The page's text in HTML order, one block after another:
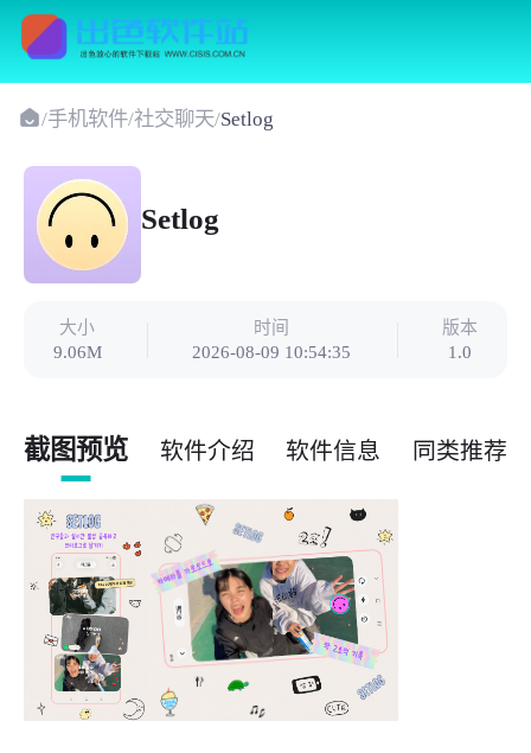
/手机软件/社交聊天/Setlog
Setlog
大小
9.06M
时间
2026-08-09 10:54:35
版本
1.0
截图预览 软件介绍 软件信息 同类推荐